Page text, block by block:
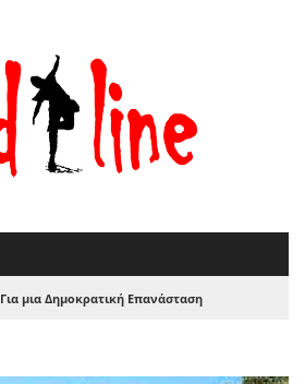
Για μια Δημοκρατική Επανάσταση